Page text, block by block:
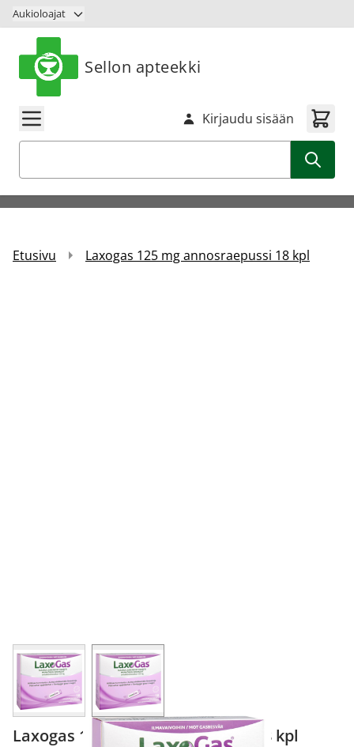
Siirry sisältöön
Aukioloajat
Sellon apteekki
Kirjaudu sisään
Etusivu Laxogas 125 mg annosraepussi 18 kpl
View larger imageView larger image
Laxogas 125 mg annosraepussi 18 kpl